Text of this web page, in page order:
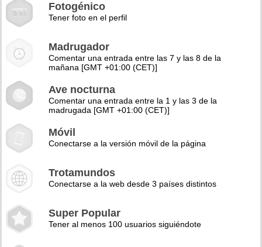
Fotogénico
Tener foto en el perfil
Madrugador
Comentar una entrada entre las 7 y las 8 de la
mañana [GMT +01:00 (CET)]
Ave nocturna
Comentar una entrada entre la 1 y las 3 de la
madrugada [GMT +01:00 (CET)]
Móvil
Conectarse a la versión móvil de la página
Trotamundos
Conectarse a la web desde 3 países distintos
Super Popular
Tener al menos 100 usuarios siguiéndote